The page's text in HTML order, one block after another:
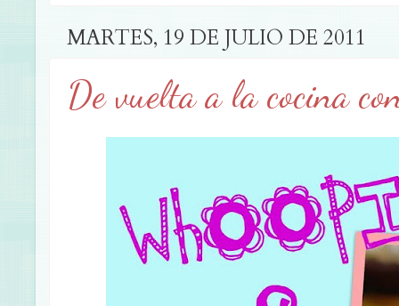
MARTES, 19 DE JULIO DE 2011
De vuelta a la cocina